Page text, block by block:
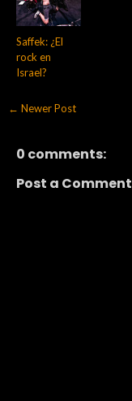
Saffek: ¿El
rock en
Israel?
← Newer Post
0 comments:
Post a Comment